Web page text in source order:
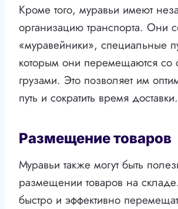
Кроме того, муравьи имеют
организацию транспорта. Они
«муравейники», специальные
которым они перемещаются со
грузами. Это позволяет им
путь и сократить время доставки.
Размещение товаров
Муравьи также могут быть
размещении товаров на
быстро и эффективно